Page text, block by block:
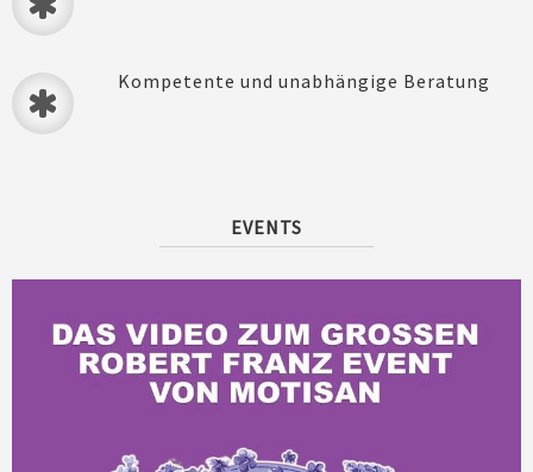
Kompetente und unabhängige Beratung
EVENTS